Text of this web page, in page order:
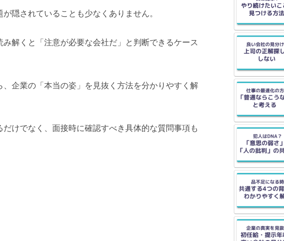
隠されていることも少なくありません。
解くと「注意が必要な会社だ」と判断できるケース
企業の「本当の姿」を見抜く方法を分かりやすく解
けでなく、面接時に確認すべき具体的な質問事項も